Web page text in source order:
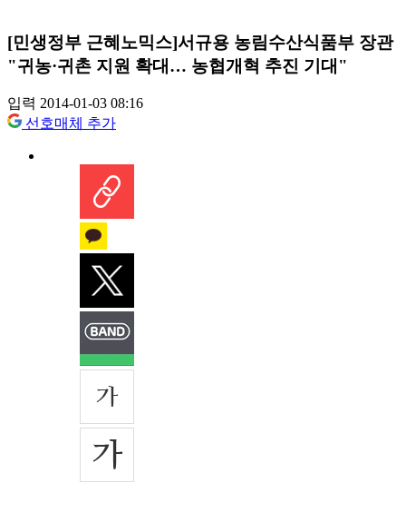
[민생정부 근혜노믹스]서규용 농림수산식품부 장관
"귀농·귀촌 지원 확대… 농협개혁 추진 기대"
입력 2014-01-03 08:16
선호매체 추가